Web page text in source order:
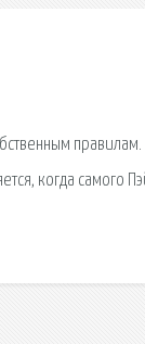
правилам.
когда самого